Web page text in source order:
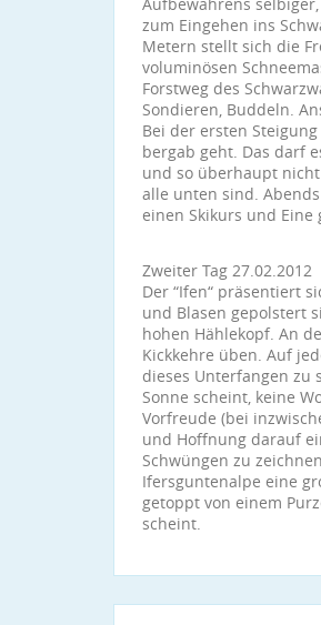
zum Eingehen ins
Metern stellt sich die
voluminösen
Forstweg des
Sondieren, Buddeln.
Bei der ersten
bergab geht. Das darf
und so überhaupt
alle unten sind.
einen Skikurs und Eine
Zweiter Tag 27.02.2012
Der “Ifen“ präsentiert
und Blasen gepolstert
hohen Hählekopf. An
Kickkehre üben. Auf
dieses Unterfangen zu
Sonne scheint, keine
Vorfreude (bei
und Hoffnung darauf
Schwüngen zu
Ifersguntenalpe eine
getoppt von einem
scheint.